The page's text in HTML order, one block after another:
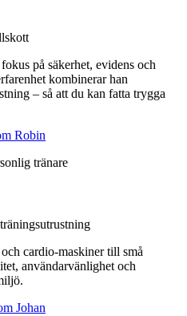
på säkerhet, evidens och
kombinerar han
– så att du kan fatta trygga
Robin
cardio-maskiner till små
användarvänlighet och
Johan